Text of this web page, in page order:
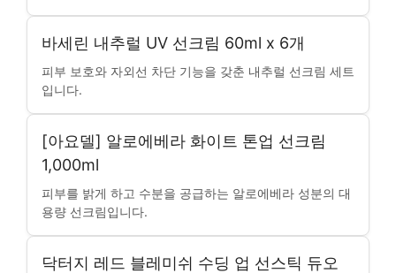
바세린 내추럴 UV 선크림 60ml x 6개
피부 보호와 자외선 차단 기능을 갖춘 내추럴 선크림 세트
입니다.
[아요델] 알로에베라 화이트 톤업 선크림
1,000ml
피부를 밝게 하고 수분을 공급하는 알로에베라 성분의 대
용량 선크림입니다.
닥터지 레드 블레미쉬 수딩 업 선스틱 듀오